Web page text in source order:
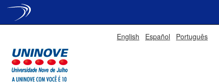
English Español Português